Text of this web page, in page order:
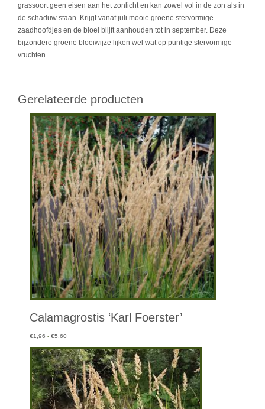
grassoort geen eisen aan het zonlicht en kan zowel vol in de zon als in
de schaduw staan. Krijgt vanaf juli mooie groene stervormige
zaadhoofdjes en de bloei blijft aanhouden tot in september. Deze
bijzondere groene bloeiwijze lijken wel wat op puntige stervormige
vruchten.
Gerelateerde producten
Calamagrostis ‘Karl Foerster’
€1,96 - €5,60Prijsklasse:
tot
€5,60